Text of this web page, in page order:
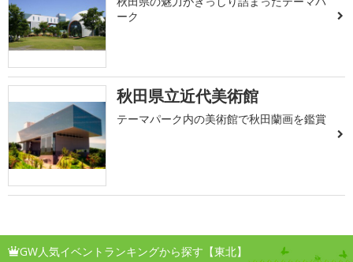
ーク
秋田県立近代美術館
テーマパーク内の美術館で秋田蘭画を鑑賞
GW人気イベントランキングから探す【東北】